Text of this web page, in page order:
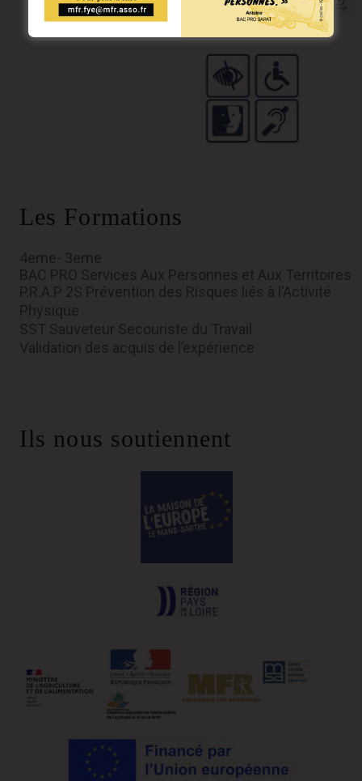
Les Formations
4eme- 3eme
BAC PRO Services Aux Personnes et Aux Territoires
P.R.A.P 2S Prévention des Risques liés à l’Activité
Physique
SST Sauveteur Secouriste du Travail
Validation des acquis de l’expérience
Ils nous soutiennent